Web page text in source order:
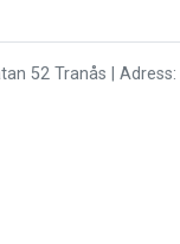
52 Tranås |